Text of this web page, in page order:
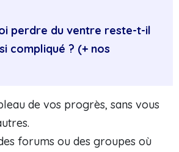
perdre du ventre reste-t-il
compliqué ? (+ nos
de vos progrès, sans vous
forums ou des groupes où